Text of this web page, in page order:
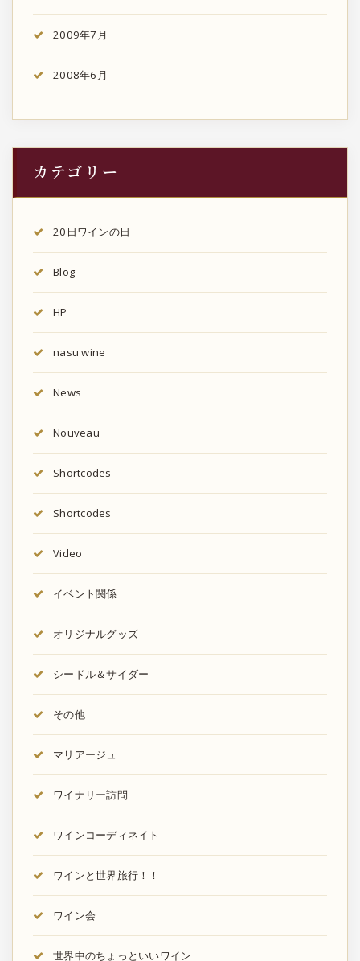
2009年7月
2008年6月
カテゴリー
20日ワインの日
Blog
HP
nasu wine
News
Nouveau
Shortcodes
Shortcodes
Video
イベント関係
オリジナルグッズ
シードル＆サイダー
その他
マリアージュ
ワイナリー訪問
ワインコーディネイト
ワインと世界旅行！！
ワイン会
世界中のちょっといいワイン